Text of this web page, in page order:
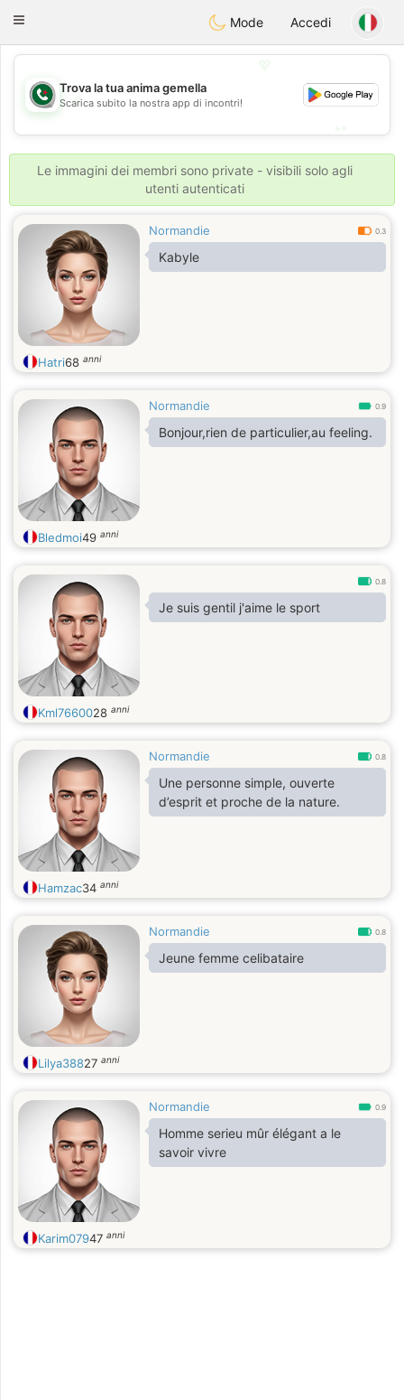
Weshrak
Toggle
Mode Accedi
💖
💕
Trova la tua anima gemella
Scarica subito la nostra app di incontri!
Le immagini dei membri sono private - visibili solo agli
utenti autenticati
Normandie 0.3
Kabyle
Hatri68 anni
Normandie 0.9
Bonjour,rien de particulier,au feeling.
Bledmoi49 anni
0.8
Je suis gentil j'aime le sport
Kml7660028 anni
Normandie 0.8
Une personne simple, ouverte
d’esprit et proche de la nature.
Hamzac34 anni
Normandie 0.8
Jeune femme celibataire
Lilya38827 anni
Normandie 0.9
Homme serieu mûr élégant a le
savoir vivre
Karim07947 anni